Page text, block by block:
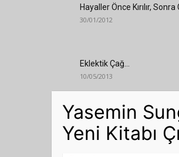
Hayaller Önce Kırılır,
30/01/2012
Eklektik Çağ…
10/05/2013
Andy Warhol Kimdir?
03/12/2019